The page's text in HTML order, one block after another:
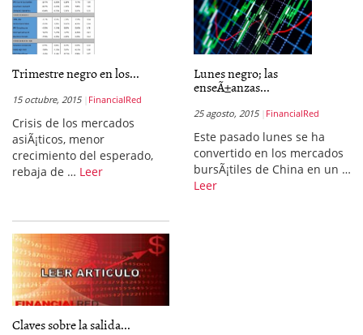
Trimestre negro en los...
15 octubre, 2015 FinancialRed
Crisis de los mercados
asiÃ¡ticos, menor
crecimiento del esperado,
rebaja de … Leer
Lunes negro; las
enseÃ±anzas...
25 agosto, 2015 FinancialRed
Este pasado lunes se ha
convertido en los mercados
bursÃ¡tiles de China en un …
Leer
Claves sobre la salida...